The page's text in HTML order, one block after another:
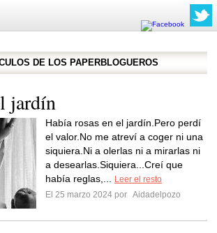
DE LOS PAPERBLOGUEROS
jardín
Había rosas en el jardín.Pero perdí
el valor.No me atreví a coger ni una
siquiera.Ni a olerlas ni a mirarlas ni
a desearlas.Siquiera...Creí que
había reglas,...
Leer el resto
El 25 marzo 2024 por Aidadelpozo